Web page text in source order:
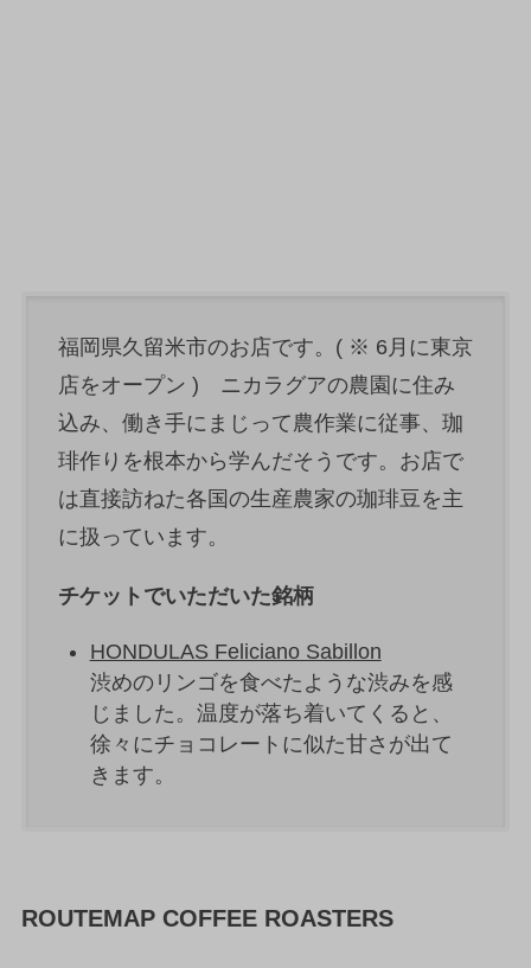
福岡県久留米市のお店です。( ※ 6月に東京
店をオープン ) ニカラグアの農園に住み
込み、働き手にまじって農作業に従事、珈
琲作りを根本から学んだそうです。お店で
は直接訪ねた各国の生産農家の珈琲豆を主
に扱っています。
チケットでいただいた銘柄
HONDULAS Feliciano Sabillon
渋めのリンゴを食べたような渋みを感
じました。温度が落ち着いてくると、
徐々にチョコレートに似た甘さが出て
きます。
ROUTEMAP COFFEE ROASTERS